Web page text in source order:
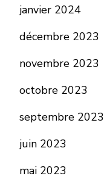
janvier 2024
décembre 2023
novembre 2023
octobre 2023
septembre 2023
juin 2023
mai 2023